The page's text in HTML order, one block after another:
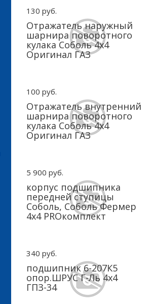
130 руб.
Отражатель наружный
шарнира поворотного
кулака Соболь 4х4
Оригинал ГАЗ
100 руб.
Отражатель внутренний
шарнира поворотного
кулака Соболь 4х4
Оригинал ГАЗ
5 900 руб.
корпус подшипника
передней ступицы
Соболь, Соболь Фермер
4х4 PROкомплект
340 руб.
подшипник 6-207К5
опор.ШРУС Г-Ль 4х4
ГПЗ-34